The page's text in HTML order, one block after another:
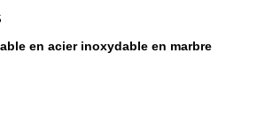
en acier inoxydable en marbre